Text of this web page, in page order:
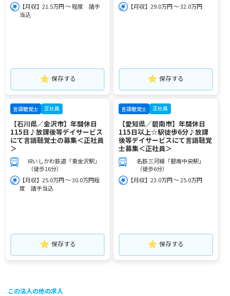
【月収】21.5万円 ～ 程度 諸手
当込
保存する
【月収】29.0万円 ～ 32.0万円
保存する
言語聴覚士 正社員
【石川県／金沢市】年間休日
115日♪放課後等デイサービス
にて言語聴覚士の募集＜正社員
＞
IRいしかわ鉄道「東金沢駅」
（徒歩16分）
【月収】25.0万円 ～ 30.0万円程
度 諸手当込
保存する
言語聴覚士 正社員
【愛知県／碧南市】年間休日
115日以上☆駅徒歩6分♪放課
後等デイサービスにて言語聴覚
士募集＜正社員＞
名鉄三河線「碧南中央駅」
（徒歩6分）
【月収】23.0万円 ～ 25.0万円
保存する
この法人の他の求人